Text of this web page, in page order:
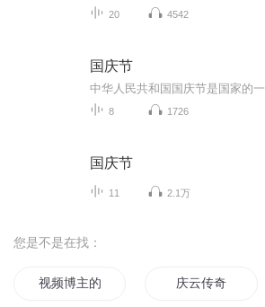
20 4542
国庆节
8 1726
国庆节
11 2.1万
您是不是在找：
视频博主的自我修养 庆云传奇